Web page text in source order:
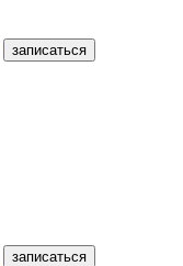
записаться
записаться